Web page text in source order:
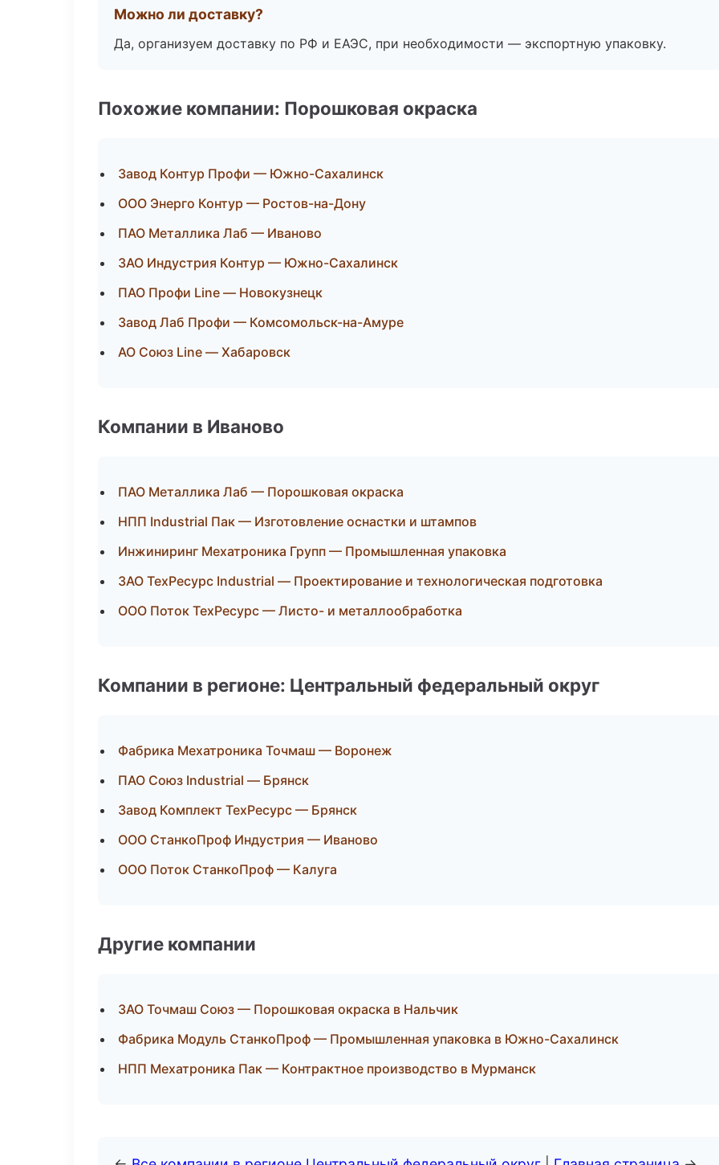
Можно ли доставку?
Да, организуем доставку по РФ и ЕАЭС, при необходимости — экспортную упаковку.
Похожие компании: Порошковая окраска
Завод Контур Профи — Южно-Сахалинск
ООО Энерго Контур — Ростов-на-Дону
ПАО Металлика Лаб — Иваново
ЗАО Индустрия Контур — Южно-Сахалинск
ПАО Профи Line — Новокузнецк
Завод Лаб Профи — Комсомольск-на-Амуре
АО Союз Line — Хабаровск
Компании в Иваново
ПАО Металлика Лаб — Порошковая окраска
НПП Industrial Пак — Изготовление оснастки и штампов
Инжиниринг Мехатроника Групп — Промышленная упаковка
ЗАО ТехРесурс Industrial — Проектирование и технологическая подготовка
ООО Поток ТехРесурс — Листо- и металлообработка
Компании в регионе: Центральный федеральный округ
Фабрика Мехатроника Точмаш — Воронеж
ПАО Союз Industrial — Брянск
Завод Комплект ТехРесурс — Брянск
ООО СтанкоПроф Индустрия — Иваново
ООО Поток СтанкоПроф — Калуга
Другие компании
ЗАО Точмаш Союз — Порошковая окраска в Нальчик
Фабрика Модуль СтанкоПроф — Промышленная упаковка в Южно-Сахалинск
НПП Мехатроника Пак — Контрактное производство в Мурманск